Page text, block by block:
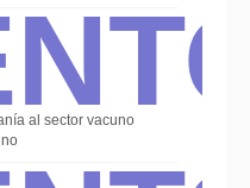
al sector vacuno